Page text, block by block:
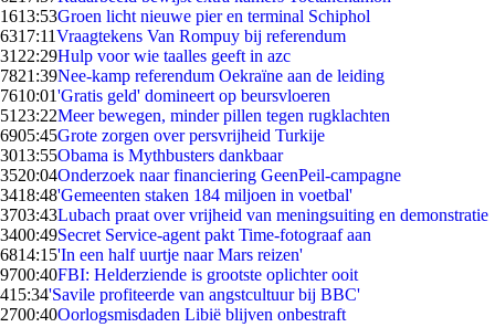
1613:53Groen licht nieuwe pier en terminal Schiphol
6317:11Vraagtekens Van Rompuy bij referendum
31 22:29Hulp voor wie taalles geeft in azc
7821:39Nee-kamp referendum Oekraïne aan de leiding
7610:01'Gratis geld' domineert op beursvloeren
51 23:22Meer bewegen, minder pillen tegen rugklachten
6905:45Grote zorgen over persvrijheid Turkije
3013:55Obama is Mythbusters dankbaar
3520:04Onderzoek naar financiering GeenPeil-campagne
3418:48'Gemeenten staken 184 miljoen in voetbal'
3703:43Lubach praat over vrijheid van meningsuiting en demonstratie
3400:49Secret Service-agent pakt Time-fotograaf aan
6814:15'In een half uurtje naar Mars reizen'
9700:40FBI: Helderziende is grootste oplichter ooit
415:34'Savile profiteerde van angstcultuur bij BBC'
2700:40Oorlogsmisdaden Libië blijven onbestraft